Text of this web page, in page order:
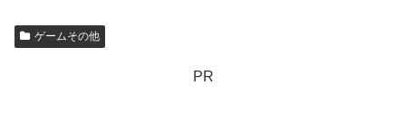
ゲームその他
PR